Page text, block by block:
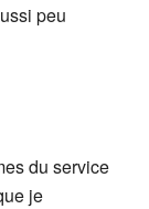
peu
du service
je